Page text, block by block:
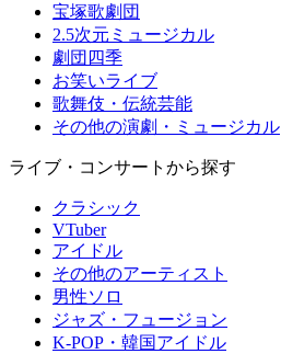
宝塚歌劇団
2.5次元ミュージカル
劇団四季
お笑いライブ
歌舞伎・伝統芸能
その他の演劇・ミュージカル
ライブ・コンサートから探す
クラシック
VTuber
アイドル
その他のアーティスト
男性ソロ
ジャズ・フュージョン
K-POP・韓国アイドル